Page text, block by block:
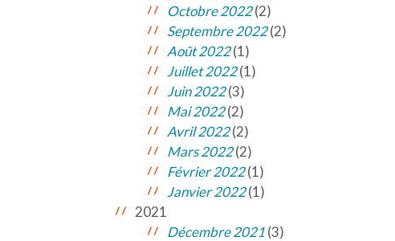
Octobre 2022(2)
Septembre 2022(2)
Août 2022(1)
Juillet 2022(1)
Juin 2022(3)
Mai 2022(2)
Avril 2022(2)
Mars 2022(2)
Février 2022(1)
Janvier 2022(1)
2021
Décembre 2021(3)